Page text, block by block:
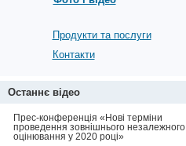
Продукти та послуги
Контакти
Останнє відео
Прес-конференція «Нові терміни
проведення зовнішнього незалежного
оцінювання у 2020 році»